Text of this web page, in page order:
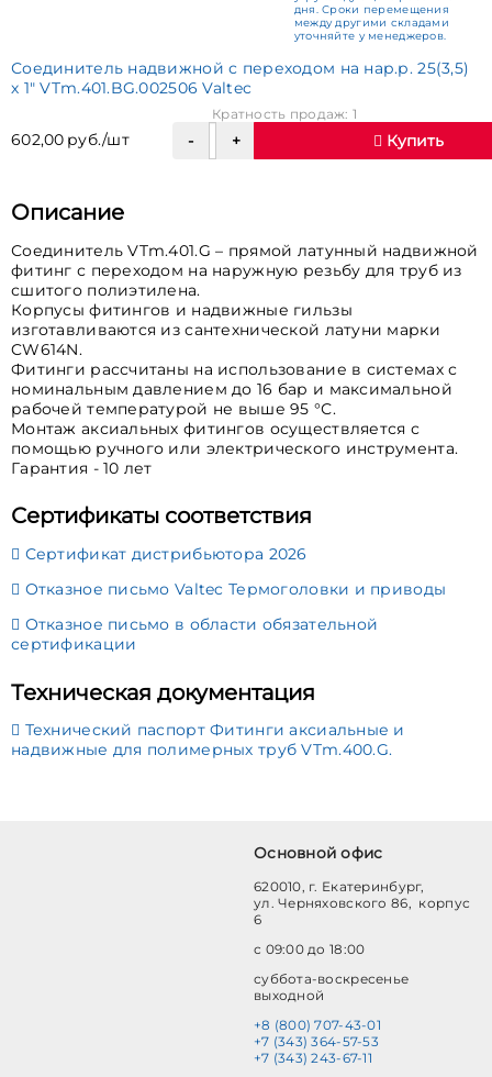
дня. Сроки перемещения
между другими складами
уточняйте у менеджеров.
Соединитель надвижной с переходом на нар.р. 25(3,5)
х 1" VTm.401.BG.002506 Valtec
602,00 руб./шт
Кратность продаж: 1
Купить
Описание
Соединитель VTm.401.G – прямой латунный надвижной
фитинг с переходом на наружную резьбу для труб из
сшитого полиэтилена.
Корпусы фитингов и надвижные гильзы
изготавливаются из сантехнической латуни марки
CW614N.
Фитинги рассчитаны на использование в системах с
номинальным давлением до 16 бар и максимальной
рабочей температурой не выше 95 °С.
Монтаж аксиальных фитингов осуществляется с
помощью ручного или электрического инструмента.
Гарантия - 10 лет
Сертификаты соответствия
Сертификат дистрибьютора 2026
Отказное письмо Valtec Термоголовки и приводы
Отказное письмо в области обязательной
сертификации
Техническая документация
Технический паспорт Фитинги аксиальные и
надвижные для полимерных труб VTm.400.G.
Основной офис
620010, г. Екатеринбург,
ул. Черняховского 86, корпус
6
с 09:00 до 18:00
суббота-воскресенье
выходной
+8 (800) 707-43-01
+7 (343) 364-57-53
+7 (343) 243-67-11